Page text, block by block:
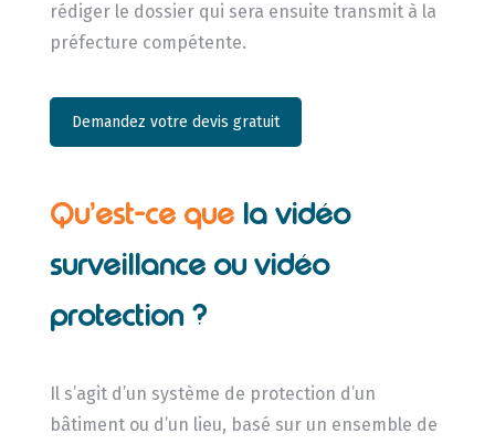
rédiger le dossier qui sera ensuite transmit à la
préfecture compétente.
Demandez votre devis gratuit
Qu’est-ce que la vidéo
surveillance ou vidéo
protection ?
Il s’agit d’un système de protection d’un
bâtiment ou d’un lieu, basé sur un ensemble de